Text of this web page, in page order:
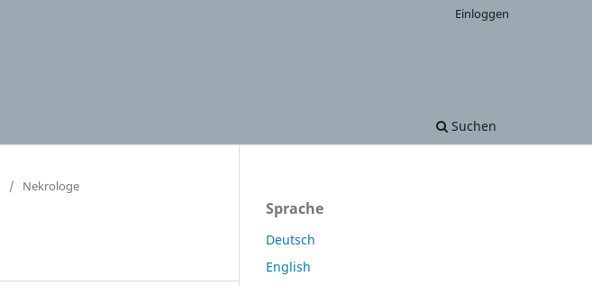
Suchen
Einloggen
/ Nekrologe
Sprache
Deutsch
English